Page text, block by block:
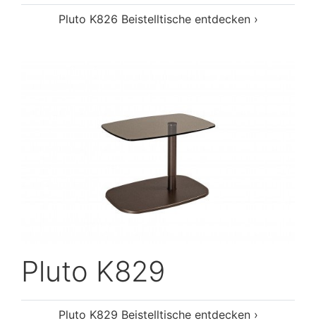
Pluto K826 Beistelltische entdecken ›
Pluto K829
Pluto K829 Beistelltische entdecken ›